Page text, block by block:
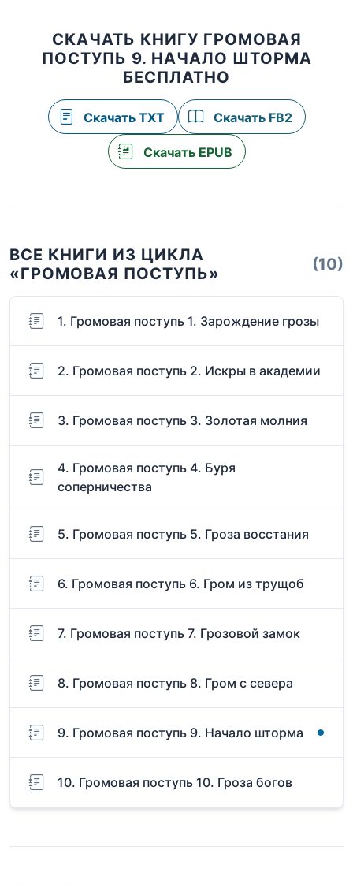
СКАЧАТЬ КНИГУ ГРОМОВАЯ
ПОСТУПЬ 9. НАЧАЛО ШТОРМА
БЕСПЛАТНО
Скачать TXT Скачать FB2
Скачать EPUB
ВСЕ КНИГИ ИЗ ЦИКЛА
«ГРОМОВАЯ ПОСТУПЬ»
(10)
1. Громовая поступь 1. Зарождение грозы
2. Громовая поступь 2. Искры в академии
3. Громовая поступь 3. Золотая молния
4. Громовая поступь 4. Буря
соперничества
5. Громовая поступь 5. Гроза восстания
6. Громовая поступь 6. Гром из трущоб
7. Громовая поступь 7. Грозовой замок
8. Громовая поступь 8. Гром с севера
9. Громовая поступь 9. Начало шторма
10. Громовая поступь 10. Гроза богов